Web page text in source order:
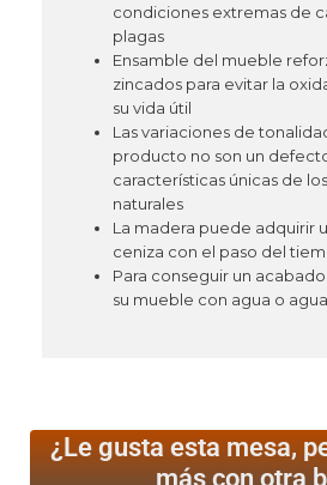
condiciones extremas de
plagas
Ensamble del mueble
zincados para evitar la
su vida útil
Las variaciones de
producto no son un
características únicas de
naturales
La madera puede adquirir
ceniza con el paso del
Para conseguir un
su mueble con agua o
¿Le gusta esta mesa,
más con otra